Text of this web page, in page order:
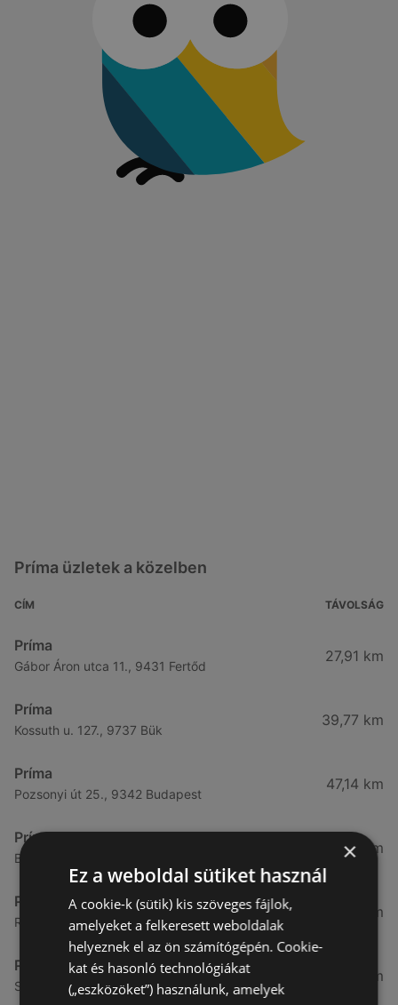
Príma üzletek a közelben
CÍM TÁVOLSÁG
Príma
Gábor Áron utca 11., 9431 Fertőd
27,91 km
Príma
Kossuth u. 127., 9737 Bük
39,77 km
Príma
Pozsonyi út 25., 9342 Budapest
47,14 km
Príma
Balassi B. u. 2, 9241 Jánossomorja
47,2 km
Príma
Rákóczi utca 25, 9241 Jánossomorja
47,63 km
Príma
Szent István király u. 26., 9200 Mosonmagyaróvár
59,31 km
×
Ez a weboldal sütiket használ
A cookie-k (sütik) kis szöveges fájlok,
amelyeket a felkeresett weboldalak
helyeznek el az ön számítógépén. Cookie-
kat és hasonló technológiákat
(„eszközöket”) használunk, amelyek